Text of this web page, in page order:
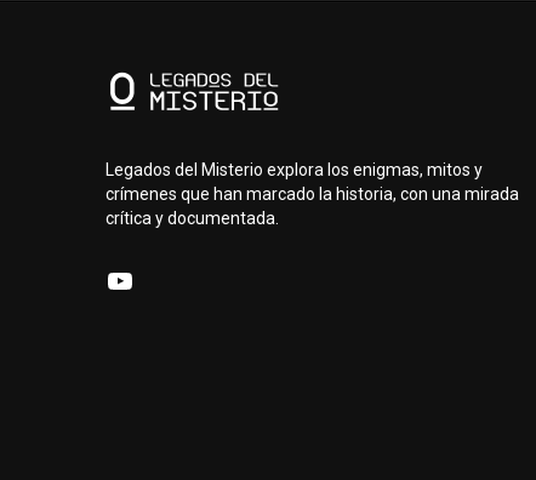
Legados del Misterio explora los enigmas, mitos y
crímenes que han marcado la historia, con una mirada
crítica y documentada.
YouTube